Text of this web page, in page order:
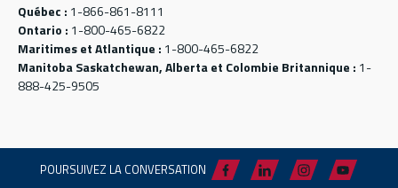
Québec : 1-866-861-8111
Ontario : 1-800-465-6822
Maritimes et Atlantique : 1-800-465-6822
Manitoba Saskatchewan, Alberta et Colombie Britannique : 1-
888-425-9505
POURSUIVEZ LA CONVERSATION